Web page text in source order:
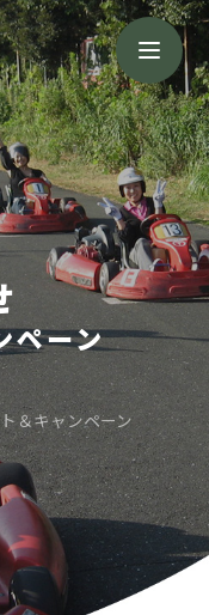
ペーン
＆キャンペーン